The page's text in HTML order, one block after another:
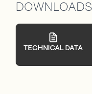
DOWNLOADS
TECHNICAL DATA